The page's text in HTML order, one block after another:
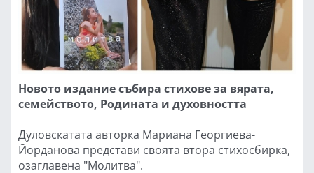
Новото издание събира стихове за вярата,
семейството, Родината и духовността
Дуловскатата авторка Мариана Георгиева-
Йорданова представи своята втора стихосбирка,
озаглавена "Молитва".